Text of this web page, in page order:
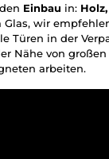
Einbau in:
wir
Türen in der
Nähe von
arbeiten.